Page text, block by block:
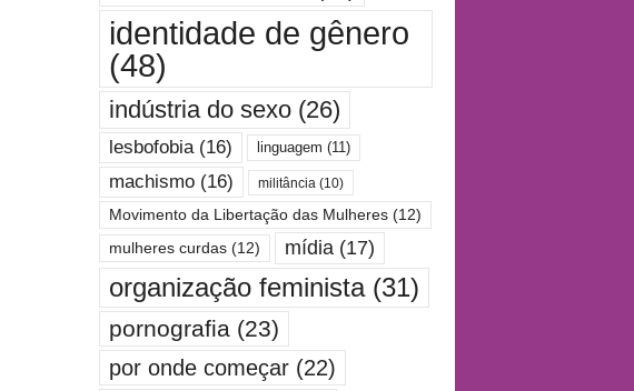
identidade de gênero
(48)
indústria do sexo(26)
lesbofobia(16) linguagem (11)
machismo(16) militância (10)
Movimento da Libertação das Mulheres(12)
mulheres curdas(12) mídia(17)
organização feminista(31)
pornografia(23)
por onde começar(22)